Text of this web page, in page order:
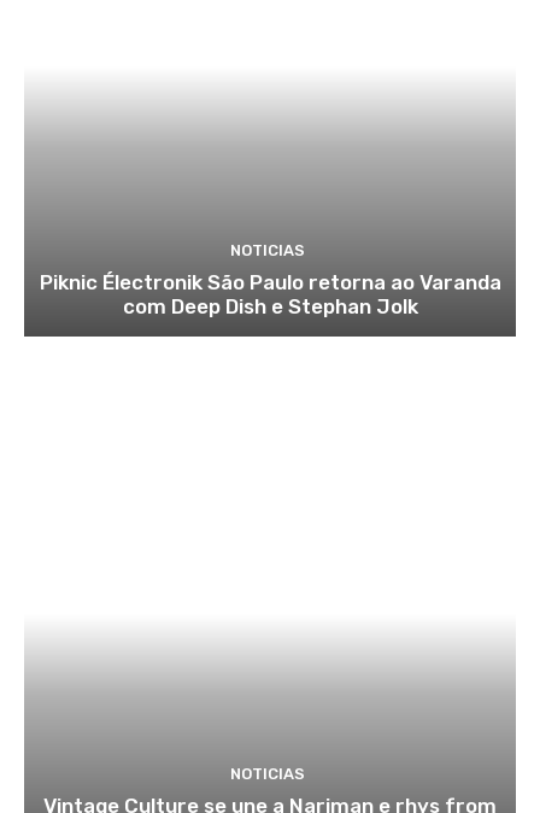
NOTICIAS
Piknic Électronik São Paulo retorna ao Varanda
com Deep Dish e Stephan Jolk
NOTICIAS
Vintage Culture se une a Nariman e rhys from